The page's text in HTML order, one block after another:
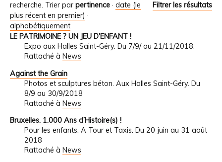
recherche.
Filtrer les résultats
Trier par pertinence · date (le
plus récent en premier) ·
alphabétiquement
LE PATRIMOINE ? UN JEU D'ENFANT !
Expo aux Halles Saint-Géry. Du 7/9/ au 21/11/2018.
Rattaché à News
Against the Grain
Photos et sculptures béton. Aux Halles Saint-Géry. Du
8/9 au 30/9/2018
Rattaché à News
Bruxelles. 1.000 Ans d’Histoire(s) !
Pour les enfants. A Tour et Taxis. Du 20 juin au 31 août
2018
Rattaché à News